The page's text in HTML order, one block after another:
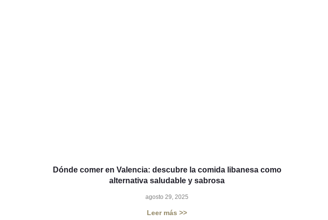
Dónde comer en Valencia: descubre la comida libanesa como
alternativa saludable y sabrosa
agosto 29, 2025
Leer más >>